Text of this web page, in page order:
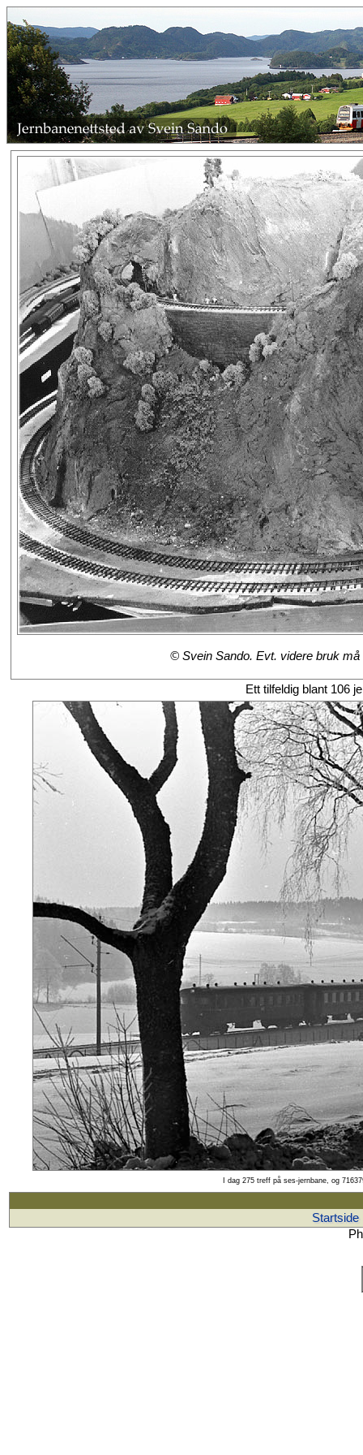
© Svein Sando. Evt. videre bruk
Ett tilfeldig blant 106
I dag 275 treff på ses-jernbane, og
Startside